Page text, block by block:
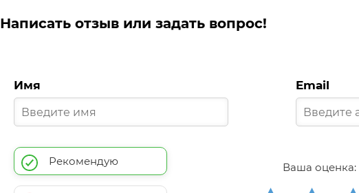
Написать отзыв или задать вопрос!
Имя Email
Рекомендую Ваша оценка: